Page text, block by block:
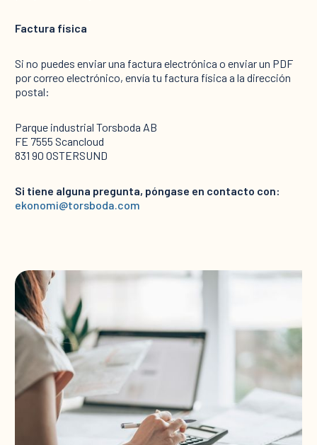
Factura física
Si no puedes enviar una factura electrónica o enviar un PDF
por correo electrónico, envía tu factura física a la dirección
postal:
Parque industrial Torsboda AB
FE 7555 Scancloud
831 90 OSTERSUND
Si tiene alguna pregunta, póngase en contacto con:
ekonomi@torsboda.com